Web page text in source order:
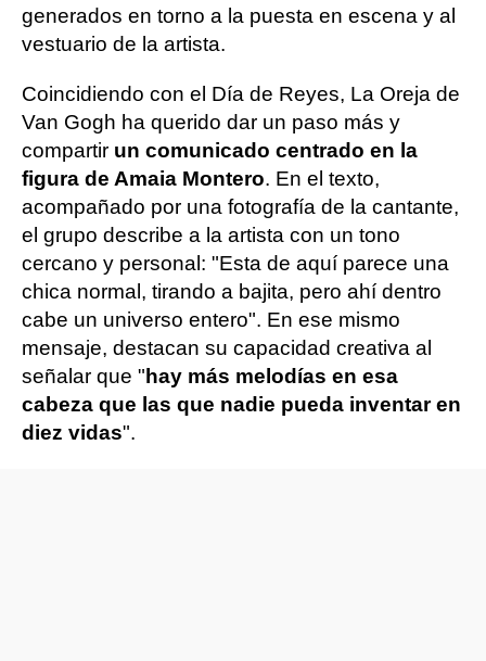
generados en torno a la puesta en escena y al
vestuario de la artista.
Coincidiendo con el Día de Reyes, La Oreja de
Van Gogh ha querido dar un paso más y
compartir un comunicado centrado en la
figura de Amaia Montero. En el texto,
acompañado por una fotografía de la cantante,
el grupo describe a la artista con un tono
cercano y personal: "Esta de aquí parece una
chica normal, tirando a bajita, pero ahí dentro
cabe un universo entero". En ese mismo
mensaje, destacan su capacidad creativa al
señalar que "hay más melodías en esa
cabeza que las que nadie pueda inventar en
diez vidas".